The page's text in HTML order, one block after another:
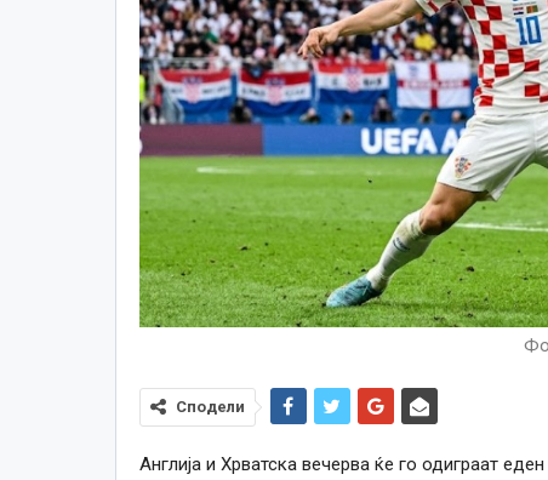
Сподели
Англија и Хрватска вечерва ќе го одиграат